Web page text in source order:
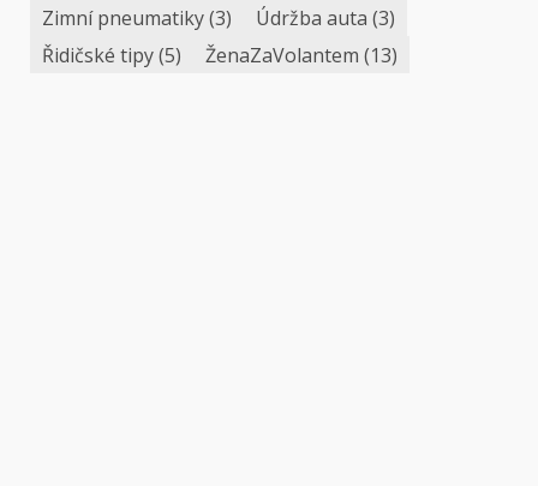
Zimní pneumatiky(3) Údržba auta (3)
Řidičské tipy(5) ŽenaZaVolantem (13)